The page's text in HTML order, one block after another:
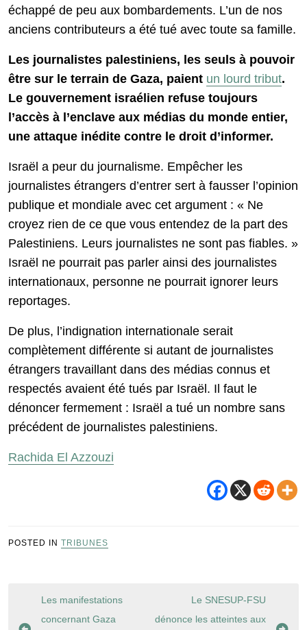
échappé de peu aux bombardements. L’un de nos
anciens contributeurs a été tué avec toute sa famille.
Les journalistes palestiniens, les seuls à pouvoir
être sur le terrain de Gaza, paient un lourd tribut.
Le gouvernement israélien refuse toujours
l’accès à l’enclave aux médias du monde entier,
une attaque inédite contre le droit d’informer.
Israël a peur du journalisme. Empêcher les
journalistes étrangers d’entrer sert à fausser l’opinion
publique et mondiale avec cet argument : « Ne
croyez rien de ce que vous entendez de la part des
Palestiniens. Leurs journalistes ne sont pas fiables. »
Israël ne pourrait pas parler ainsi des journalistes
internationaux, personne ne pourrait ignorer leurs
reportages.
De plus, l’indignation internationale serait
complètement différente si autant de journalistes
étrangers travaillant dans des médias connus et
respectés avaient été tués par Israël. Il faut le
dénoncer fermement : Israël a tué un nombre sans
précédent de journalistes palestiniens.
Rachida El Azzouzi
POSTED IN TRIBUNES
Navigation
de
Les manifestations
concernant Gaza
Le SNESUP-FSU
dénonce les atteintes aux